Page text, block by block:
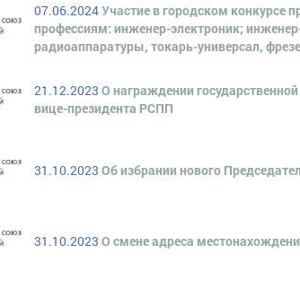
07.06.2024Участие в городском конкурсе
профессиям: инженер-электроник;
радиоаппаратуры, токарь-универсал,
21.12.2023 О награждении
вице-президента РСПП
31.10.2023 Об избрании нового
31.10.2023 О смене адреса